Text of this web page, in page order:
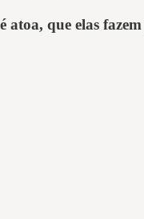
atoa, que elas